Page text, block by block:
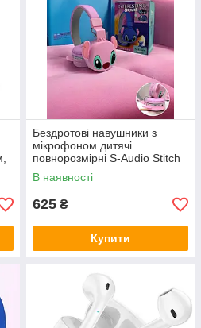
Бездротові навушники з
мікрофоном дитячі
повнорозмірні S-Audio Stitch
"Стич" Bluetooth гарнітура з
вбудованим плеєром рожеві
В наявності
625 ₴
Купити